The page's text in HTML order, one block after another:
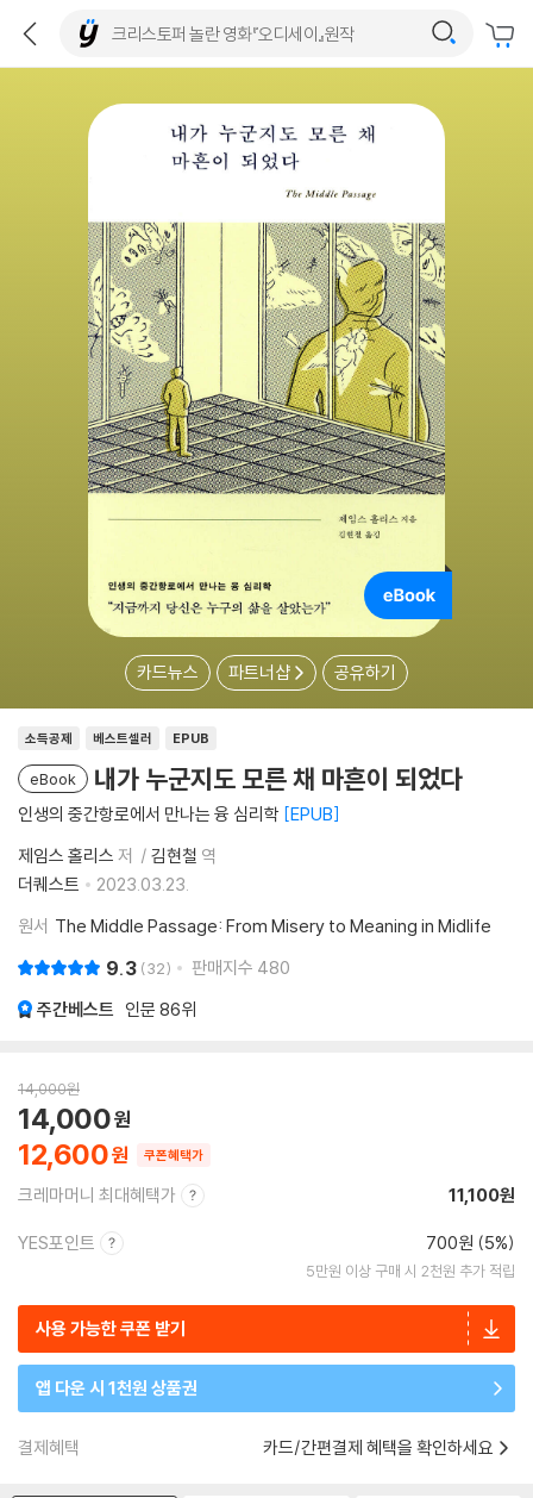
카드뉴스 파트너샵 공유하기
소득공제 베스트셀러 EPUB
eBook 내가 누군지도 모른 채 마흔이 되었다
인생의 중간항로에서 만나는 융 심리학 EPUB
제임스 홀리스 저 김현철 역
더퀘스트
2023.03.23.
원서 The Middle Passage: From Misery to Meaning in Midlife
9.3 32 판매지수 480
주간베스트 인문 86위
14,000원
12,600
14,000
쿠폰혜택가
크레마머니 최대혜택가 11,100원
YES포인트 700원 (5%)
5만원 이상 구매 시 2천원 추가 적립
사용 가능한 쿠폰 받기
앱 다운 시 1천원 상품권
결제혜택 카드/간편결제 혜택을 확인하세요